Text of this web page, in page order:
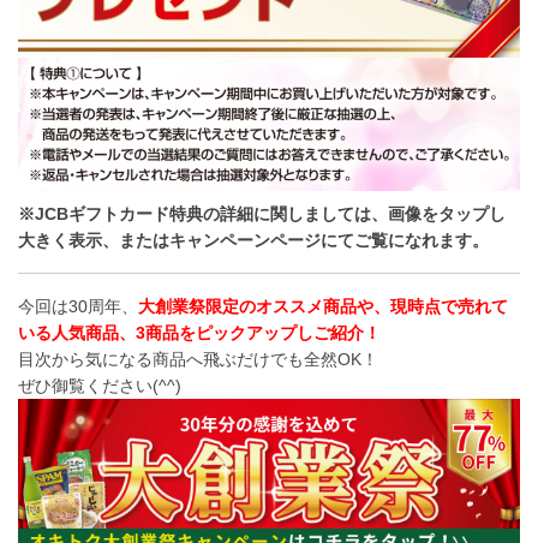
※JCBギフトカード特典の詳細に関しましては、画像をタップし
大きく表示、またはキャンペーンページにてご覧になれます。
今回は30周年、 大創業祭限定のオススメ商品や、現時点で売れて
いる人気商品、3商品をピックアップしご紹介！
目次から気になる商品へ飛ぶだけでも全然OK！
ぜひ御覧ください(^^)